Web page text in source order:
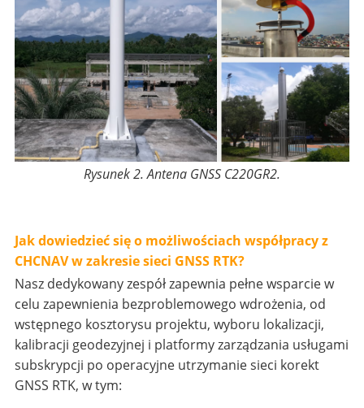
Rysunek 2. Antena GNSS C220GR2.
Jak dowiedzieć się o możliwościach współpracy z
CHCNAV w zakresie sieci GNSS RTK?
Nasz dedykowany zespół zapewnia pełne wsparcie w
celu zapewnienia bezproblemowego wdrożenia, od
wstępnego kosztorysu projektu, wyboru lokalizacji,
kalibracji geodezyjnej i platformy zarządzania usługami
subskrypcji po operacyjne utrzymanie sieci korekt
GNSS RTK, w tym: